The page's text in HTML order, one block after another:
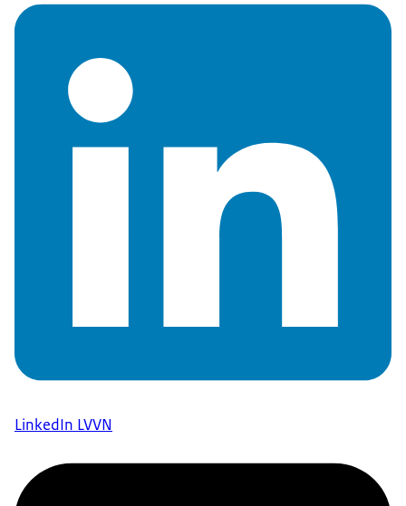
LinkedIn LVVN